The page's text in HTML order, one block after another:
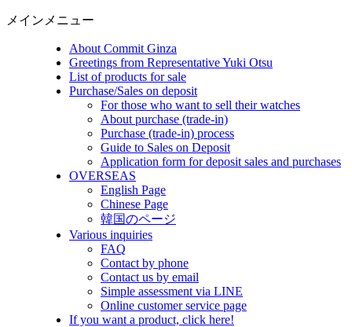
メインメニュー
About Commit Ginza
Greetings from Representative Yuki Otsu
List of products for sale
Purchase/Sales on deposit
For those who want to sell their watches
About purchase (trade-in)
Purchase (trade-in) process
Guide to Sales on Deposit
Application form for deposit sales and purchases
OVERSEAS
English Page
Chinese Page
韓国のページ
Various inquiries
FAQ
Contact by phone
Contact us by email
Simple assessment via LINE
Online customer service page
If you want a product, click here!